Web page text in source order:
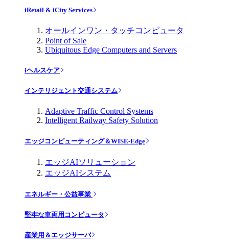
iRetail & iCity Services
オールインワン・タッチコンピュータ
Point of Sale
Ubiquitous Edge Computers and Servers
iヘルスケア
インテリジェント交通システム
Adaptive Traffic Control Systems
Intelligent Railway Safety Solution
エッジコンピューティング＆WISE-Edge
エッジAIソリューション
エッジAIシステム
エネルギー・公益事業
堅牢な車両用コンピュータ
産業用＆エッジサーバ